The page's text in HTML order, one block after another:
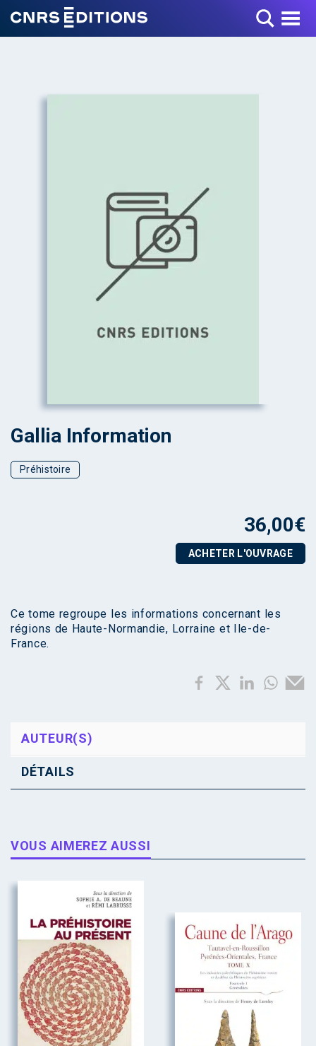
Toggle Menu
Gallia Information
Préhistoire
36,00€
ACHETER L'OUVRAGE
Ce tome regroupe les informations concernant les
régions de Haute-Normandie, Lorraine et Ile-de-
France.
AUTEUR(S)
DÉTAILS
VOUS AIMEREZ AUSSI